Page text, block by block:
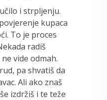
i strpljenju.
kupaca
To je proces
radiš
vide odmah.
pa shvatiš da
Ali ako znaš
izdržiš i te teže